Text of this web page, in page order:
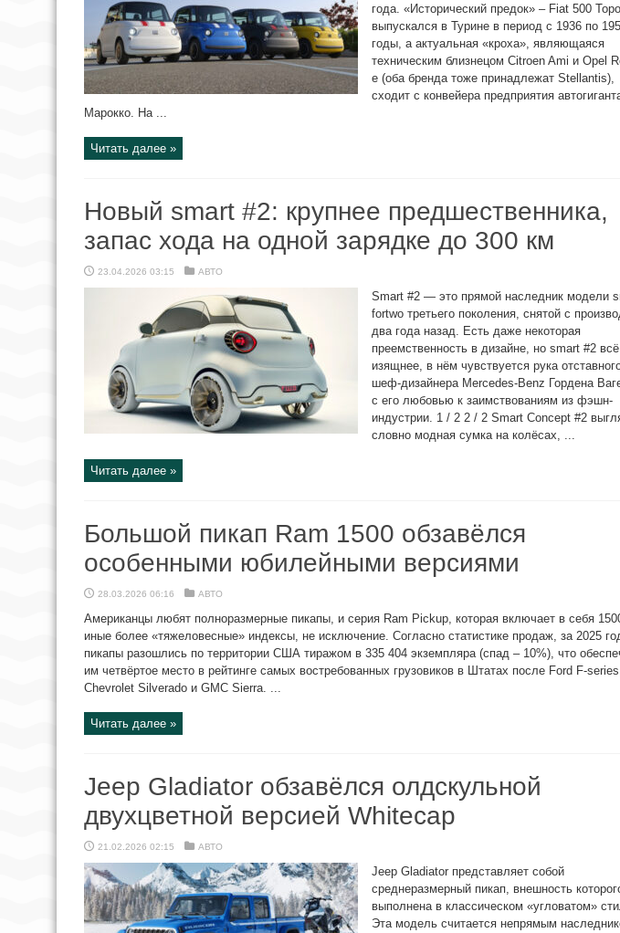
года. «Исторический предок» – Fiat 500
выпускался в Турине в период с 1936 по
годы, а актуальная «кроха», являющаяся
техническим близнецом Citroen Ami и Opel
e (оба бренда тоже принадлежат Stellantis),
сходит с конвейера предприятия
Марокко. На ...
Читать далее »
Новый smart #2: крупнее предшественника,
запас хода на одной зарядке до 300 км
23.04.2026 03:15 АВТО
Smart #2 — это прямой наследник модели
fortwo третьего поколения, снятой с
два года назад. Есть даже некоторая
преемственность в дизайне, но smart #2
изящнее, в нём чувствуется рука
шеф-дизайнера Mercedes-Benz Гордена
с его любовью к заимствованиям из фэшн-
индустрии. 1 / 2 2 / 2 Smart Concept #2
словно модная сумка на колёсах, ...
Читать далее »
Большой пикап Ram 1500 обзавёлся
особенными юбилейными версиями
28.03.2026 06:16 АВТО
Американцы любят полноразмерные пикапы, и серия Ram Pickup, которая включает в себя
иные более «тяжеловесные» индексы, не исключение. Согласно статистике продаж, за 2025
пикапы разошлись по территории США тиражом в 335 404 экземпляра (спад – 10%), что
им четвёртое место в рейтинге самых востребованных грузовиков в Штатах после Ford F-
Chevrolet Silverado и GMC Sierra. ...
Читать далее »
Jeep Gladiator обзавёлся олдскульной
двухцветной версией Whitecap
21.02.2026 02:15 АВТО
Jeep Gladiator представляет собой
среднеразмерный пикап, внешность
выполнена в классическом «угловатом»
Эта модель считается непрямым